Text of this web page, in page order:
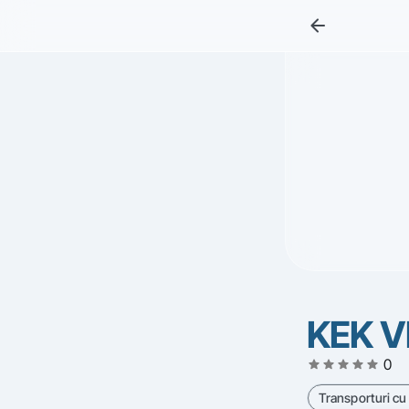
arrow_back
KEK
star star star star star 0
Transporturi